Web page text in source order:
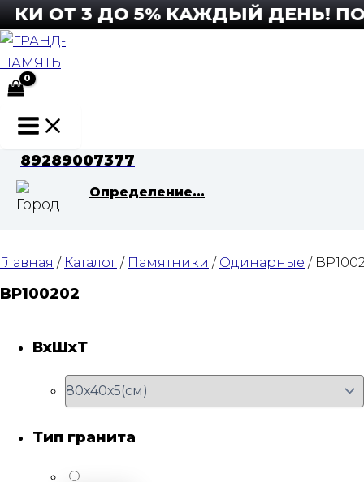
Перейти
к
содержимому
ОТ 3 ДО 5% КАЖДЫЙ ДЕНЬ!
Main
Menu
89289007377
Определение...
Главная / Каталог / Памятники / Одинарные /
BP100202
Тип гранита
ВхШхТ